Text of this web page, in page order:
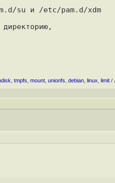
su и /etc/pam.d/xdm
tmpfs mount unionfs debian linux limit /